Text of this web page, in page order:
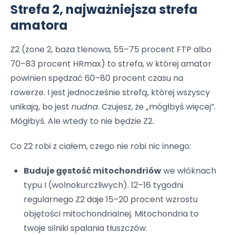
Strefa 2, najważniejsza strefa
amatora
Z2 (zone 2, baza tlenowa, 55–75 procent FTP albo
70–83 procent HRmax) to strefa, w której amator
powinien spędzać 60–80 procent czasu na
rowerze. I jest jednocześnie strefą, której wszyscy
unikają, bo jest nudna. Czujesz, że „mógłbyś więcej”.
Mógłbyś. Ale wtedy to nie będzie Z2.
Co Z2 robi z ciałem, czego nie robi nic innego:
Buduje gęstość mitochondriówwe włóknach
typu I (wolnokurczliwych). 12–16 tygodni
regularnego Z2 daje 15–20 procent wzrostu
objętości mitochondrialnej. Mitochondria to
twoje silniki spalania tłuszczów.